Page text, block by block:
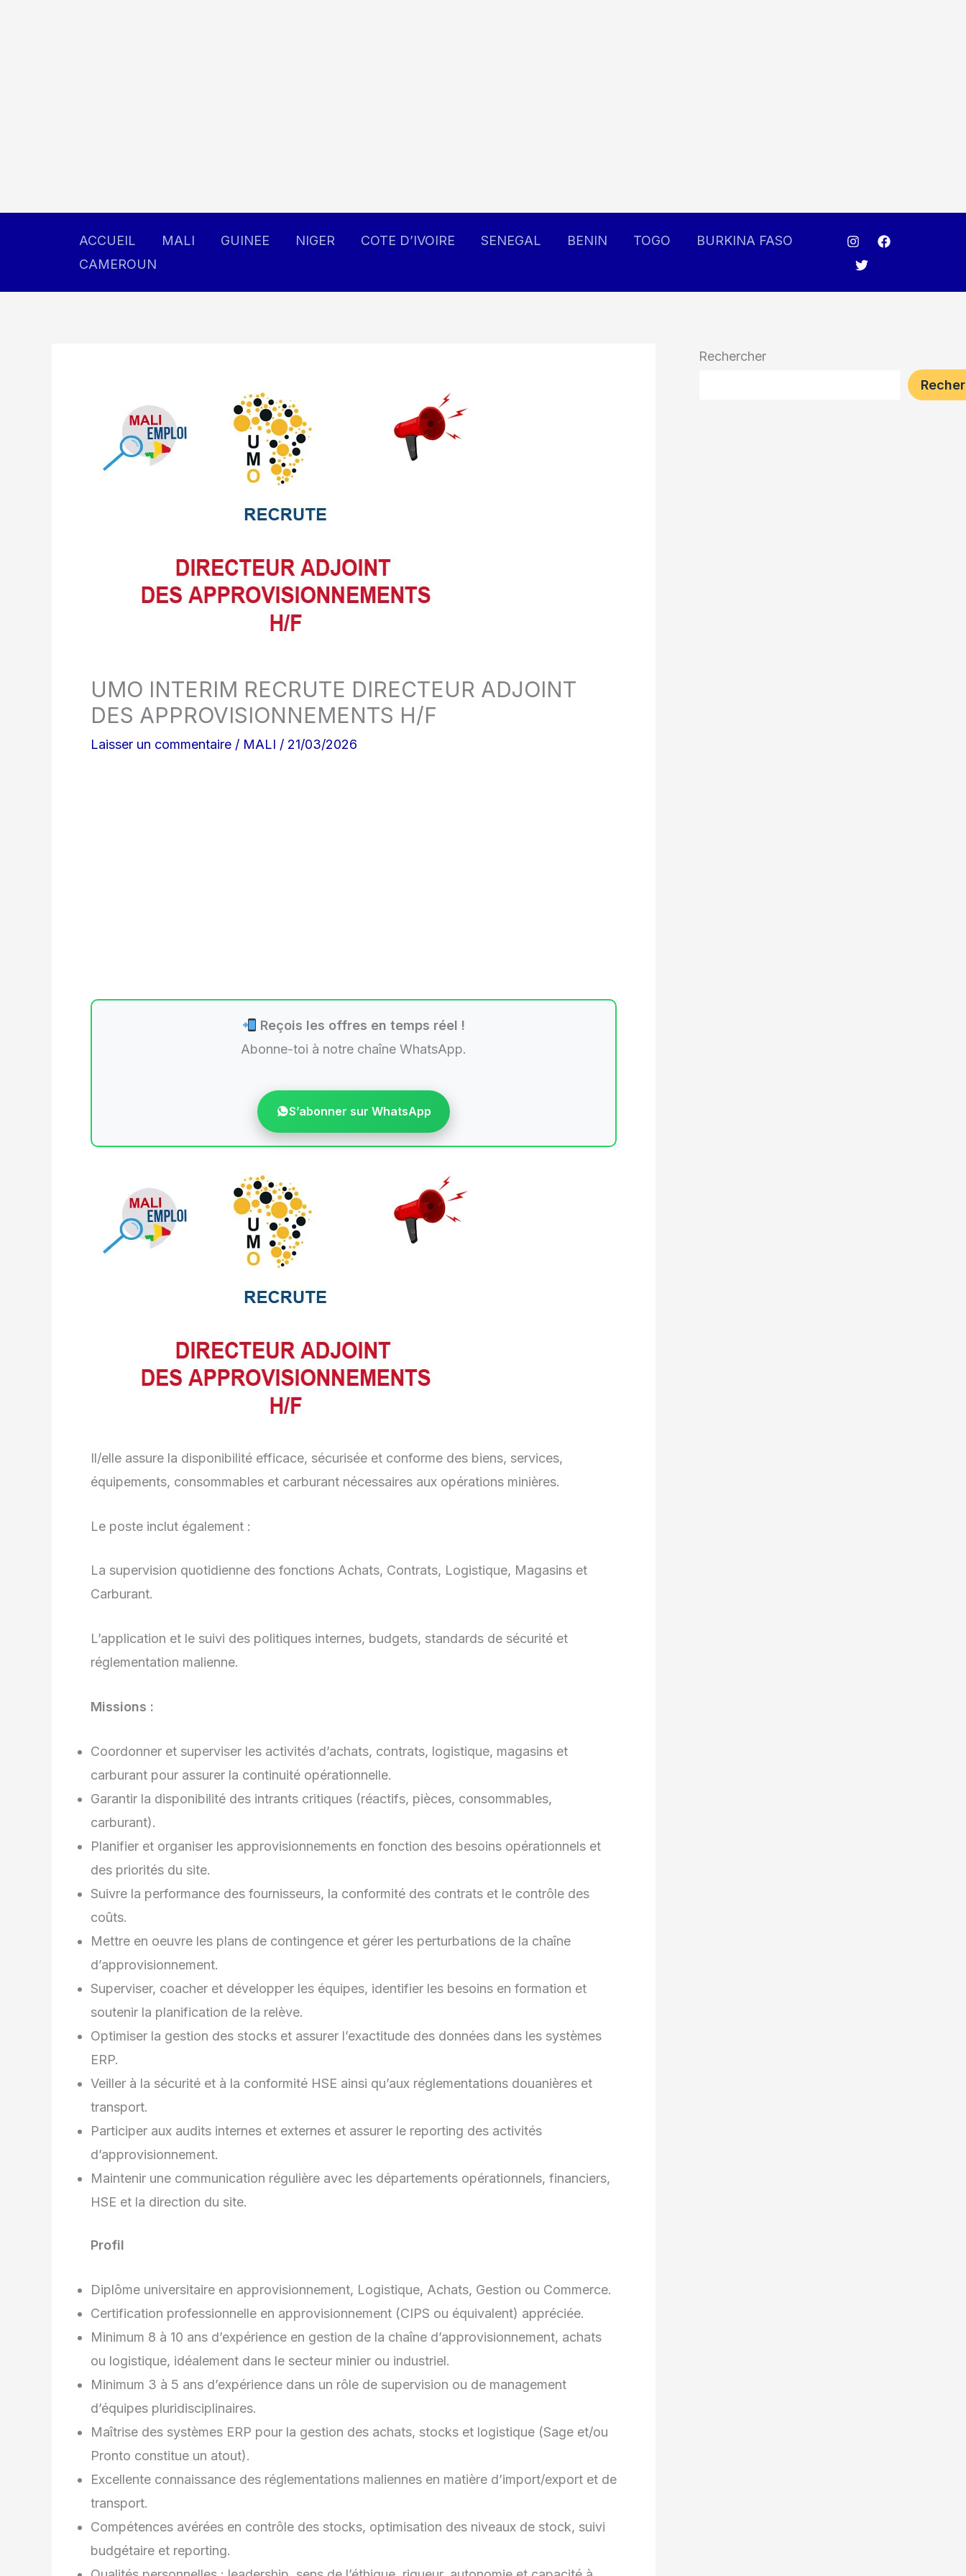
ACCUEIL MALI GUINEE NIGER COTE D’IVOIRE SENEGAL BENIN TOGO
BURKINA FASO
CAMEROUN
UMO INTERIM RECRUTE DIRECTEUR ADJOINT
DES APPROVISIONNEMENTS H/F
Laisser un commentaire / MALI / 21/03/2026
Reçois les offres en temps réel !
Abonne-toi à notre chaîne WhatsApp.
S’abonner sur WhatsApp
Il/elle assure la disponibilité efficace, sécurisée et conforme des biens, services,
équipements, consommables et carburant nécessaires aux opérations minières.
Le poste inclut également :
La supervision quotidienne des fonctions Achats, Contrats, Logistique, Magasins et
Carburant.
L’application et le suivi des politiques internes, budgets, standards de sécurité et
réglementation malienne.
Missions :
Coordonner et superviser les activités d’achats, contrats, logistique, magasins et
carburant pour assurer la continuité opérationnelle.
Garantir la disponibilité des intrants critiques (réactifs, pièces, consommables,
carburant).
Planifier et organiser les approvisionnements en fonction des besoins opérationnels et
des priorités du site.
Suivre la performance des fournisseurs, la conformité des contrats et le contrôle des
coûts.
Mettre en oeuvre les plans de contingence et gérer les perturbations de la chaîne
d’approvisionnement.
Superviser, coacher et développer les équipes, identifier les besoins en formation et
soutenir la planification de la relève.
Optimiser la gestion des stocks et assurer l’exactitude des données dans les systèmes
ERP.
Veiller à la sécurité et à la conformité HSE ainsi qu’aux réglementations douanières et
transport.
Participer aux audits internes et externes et assurer le reporting des activités
d’approvisionnement.
Maintenir une communication régulière avec les départements opérationnels, financiers,
HSE et la direction du site.
Profil
Diplôme universitaire en approvisionnement, Logistique, Achats, Gestion ou Commerce.
Certification professionnelle en approvisionnement (CIPS ou équivalent) appréciée.
Minimum 8 à 10 ans d’expérience en gestion de la chaîne d’approvisionnement, achats
ou logistique, idéalement dans le secteur minier ou industriel.
Minimum 3 à 5 ans d’expérience dans un rôle de supervision ou de management
d’équipes pluridisciplinaires.
Maîtrise des systèmes ERP pour la gestion des achats, stocks et logistique (Sage et/ou
Pronto constitue un atout).
Excellente connaissance des réglementations maliennes en matière d’import/export et de
transport.
Compétences avérées en contrôle des stocks, optimisation des niveaux de stock, suivi
budgétaire et reporting.
Rechercher